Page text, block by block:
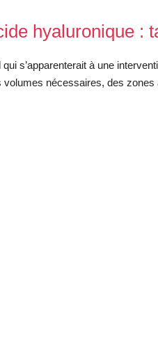
hyaluronique :
s’apparenterait à une
nécessaires, des zones